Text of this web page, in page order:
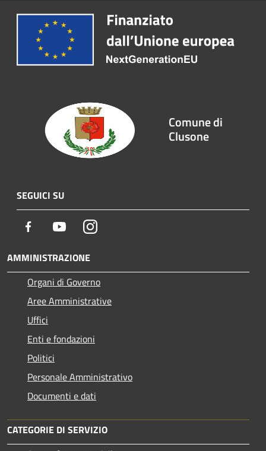
Comune di
Clusone
SEGUICI SU
Facebook YoutubeInstagram
AMMINISTRAZIONE
Organi di Governo
Aree Amministrative
Uffici
Enti e fondazioni
Politici
Personale Amministrativo
Documenti e dati
CATEGORIE DI SERVIZIO